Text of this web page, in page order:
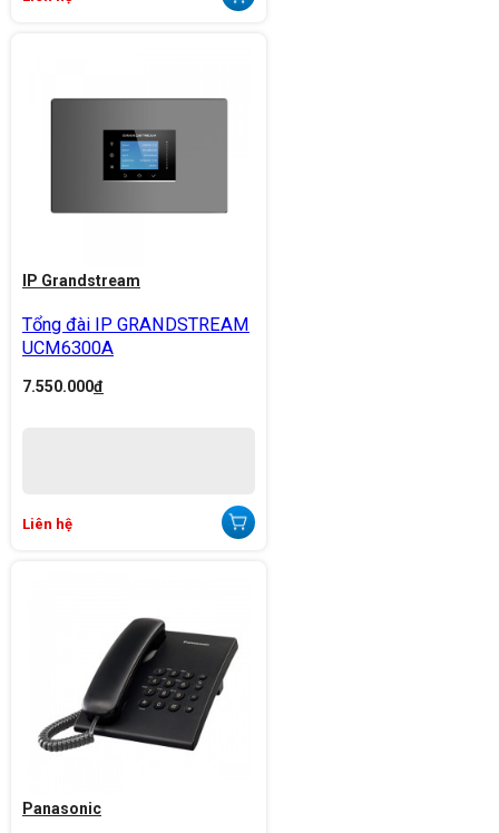
IP Grandstream
Tổng đài IP GRANDSTREAM
UCM6300A
7.550.000đ
Liên hệ
Panasonic